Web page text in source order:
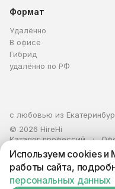
Формат
Удалённо
В офисе
Гибрид
удалённо по РФ
с любовью из
© 2026 HireHi
Каталог профессий
Персональные данные
ИП Захаров Антон
321665800059102
Используем cookies и
работы сайта,
персональных данных